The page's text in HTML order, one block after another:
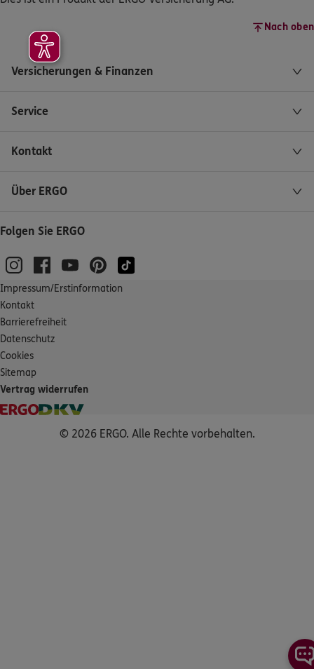
Nach oben
Versicherungen & Finanzen
Service
Kontakt
Über ERGO
Folgen Sie ERGO
Impressum/Erstinformation
Kontakt
Barrierefreiheit
Datenschutz
Cookies
Sitemap
Vertrag widerrufen
© 2026 ERGO. Alle Rechte vorbehalten.